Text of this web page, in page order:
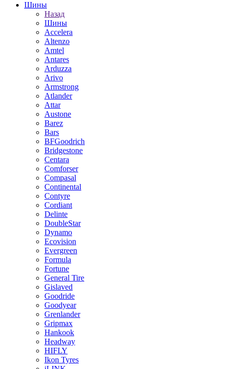
Шины
Назад
Шины
Accelera
Altenzo
Amtel
Antares
Arduzza
Arivo
Armstrong
Atlander
Attar
Austone
Barez
Bars
BFGoodrich
Bridgestone
Centara
Comforser
Compasal
Continental
Contyre
Cordiant
Delinte
DoubleStar
Dynamo
Ecovision
Evergreen
Formula
Fortune
General Tire
Gislaved
Goodride
Goodyear
Grenlander
Gripmax
Hankook
Headway
HIFLY
Ikon Tyres